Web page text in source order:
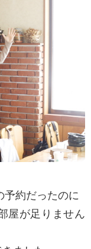
予約だったのに
屋が足りません